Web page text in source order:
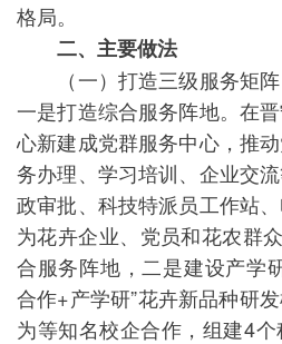
格局。
二、主要做法
（一）打造三级服务矩阵
一是打造综合服务阵地。在
心新建成党群服务中心，推
务办理、学习培训、企业交
政审批、科技特派员工作站
为花卉企业、党员和花农群
合服务阵地，二是建设产学
合作+产学研”花卉新品种研
为等知名校企合作，组建4